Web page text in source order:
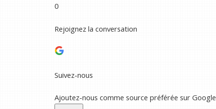
0
Rejoignez la conversation
Suivez-nous
Ajoutez-nous comme source préférée sur Google